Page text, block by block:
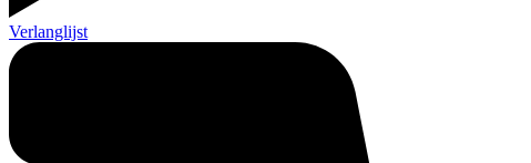
Verlanglijst